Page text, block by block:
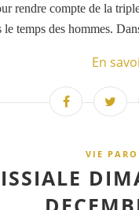
rendre compte de la
temps des hommes.
En
VIE